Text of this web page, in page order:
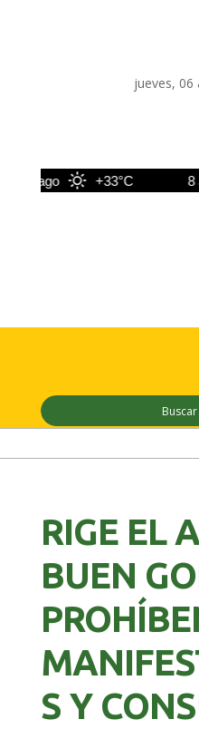
jueves, 06
7 ago +33°C 8
RIGE EL
BUEN
S Y